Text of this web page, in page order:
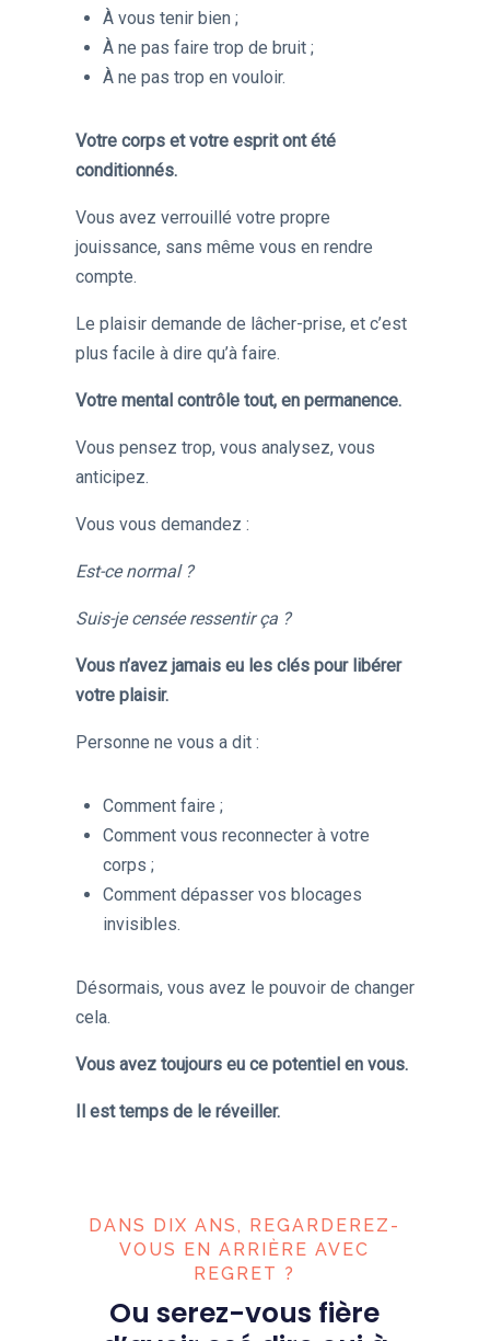
À vous tenir bien ;
À ne pas faire trop de bruit ;
À ne pas trop en vouloir.
Votre corps et votre esprit ont été
conditionnés.
Vous avez verrouillé votre propre
jouissance, sans même vous en rendre
compte.
Le plaisir demande de lâcher-prise, et c’est
plus facile à dire qu’à faire.
Votre mental contrôle tout, en permanence.
Vous pensez trop, vous analysez, vous
anticipez.
Vous vous demandez :
Est-ce normal ?
Suis-je censée ressentir ça ?
Vous n’avez jamais eu les clés pour libérer
votre plaisir.
Personne ne vous a dit :
Comment faire ;
Comment vous reconnecter à votre
corps ;
Comment dépasser vos blocages
invisibles.
Désormais, vous avez le pouvoir de changer
cela.
Vous avez toujours eu ce potentiel en vous.
Il est temps de le réveiller.
DANS DIX ANS, REGARDEREZ-
VOUS EN ARRIÈRE AVEC
REGRET ?
Ou serez-vous fière